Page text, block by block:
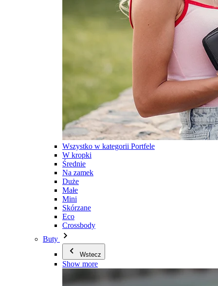
Wszystko w kategorii Portfele
W kropki
Średnie
Na zamek
Duże
Małe
Mini
Skórzane
Eco
Crossbody
Buty
Wstecz
Show more